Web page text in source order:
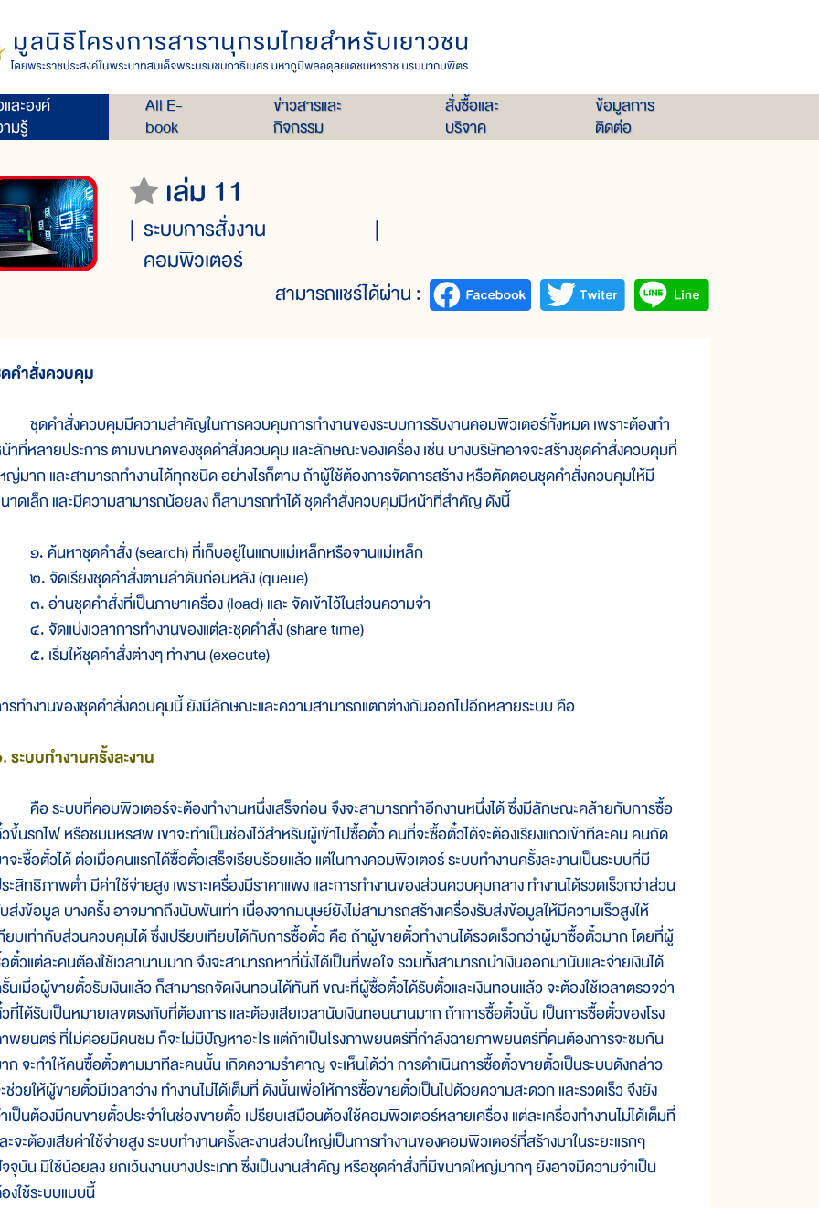
ละองค์
มรู้
All E-
book
ข่าวสารและ
กิจกรรม
สั่งซื้อและ
บริจาค
ข้อมูลการ
ติดต่อ
เล่ม 11
ระบบการสั่งงาน
คอมพิวเตอร์
สามารถแชร์ได้ผ่าน :
คำสั่งควบคุม
คำสั่งควบคุมมีความสำคัญในการควบคุมการทำงานของระบบการรับงานคอมพิวเตอร์ทั้งหมด เพราะต้องทำ
าที่หลายประการ ตามขนาดของชุดคำสั่งควบคุม และลักษณะของเครื่อง เช่น บางบริษัทอาจจะสร้างชุดคำสั่งควบคุมที่
ญ่มาก และสามารถทำงานได้ทุกชนิด อย่างไรก็ตาม ถ้าผู้ใช้ต้องการจัดการสร้าง หรือตัดตอนชุดคำสั่งควบคุมให้มี
าดเล็ก และมีความสามารถน้อยลง ก็สามารถทำได้ ชุดคำสั่งควบคุมมีหน้าที่สำคัญ ดังนี้
ค้นหาชุดคำสั่ง (search) ที่เก็บอยู่ในแถบแม่เหล็กหรือจานแม่เหล็ก
จัดเรียงชุดคำสั่งตามลำดับก่อนหลัง (queue)
อ่านชุดคำสั่งที่เป็นภาษาเครื่อง (load) และ จัดเข้าไว้ในส่วนความจำ
จัดแบ่งเวลาการทำงานของแต่ละชุดคำสั่ง (share time)
เริ่มให้ชุดคำสั่งต่างๆ ทำงาน (execute)
รทำงานของชุดคำสั่งควบคุมนี้ ยังมีลักษณะและความสามารถแตกต่างกันออกไปอีกหลายระบบ คือ
ระบบทำงานครั้งละงาน
ระบบที่คอมพิวเตอร์จะต้องทำงานหนึ่งเสร็จก่อน จึงจะสามารถทำอีกงานหนึ่งได้ ซึ่งมีลักษณะคล้ายกับการซื้อ
ขึ้นรถไฟ หรือชมมหรสพ เขาจะทำเป็นช่องไว้สำหรับผู้เข้าไปซื้อตั๋ว คนที่จะซื้อตั๋วได้จะต้องเรียงแถวเข้าทีละคน คนถัด
จะซื้อตั๋วได้ ต่อเมื่อคนแรกได้ซื้อตั๋วเสร็จเรียบร้อยแล้ว แต่ในทางคอมพิวเตอร์ ระบบทำงานครั้งละงานเป็นระบบที่มี
ะสิทธิภาพต่ำ มีค่าใช้จ่ายสูง เพราะเครื่องมีราคาแพง และการทำงานของส่วนควบคุมกลาง ทำงานได้รวดเร็วกว่าส่วน
ส่งข้อมูล บางครั้ง อาจมากถึงนับพันเท่า เนื่องจากมนุษย์ยังไม่สามารถสร้างเครื่องรับส่งข้อมูลให้มีความเร็วสูงให้
ยบเท่ากับส่วนควบคุมได้ ซึ่งเปรียบเทียบได้กับการซื้อตั๋ว คือ ถ้าผู้ขายตั๋วทำงานได้รวดเร็วกว่าผู้มาซื้อตั๋วมาก โดยที่ผู้
ตั๋วแต่ละคนต้องใช้เวลานานมาก จึงจะสามารถหาที่นั่งได้เป็นที่พอใจ รวมทั้งสามารถนำเงินออกมานับและจ่ายเงินได้
นเมื่อผู้ขายตั๋วรับเงินแล้ว ก็สามารถจัดเงินทอนได้ทันที ขณะที่ผู้ซื้อตั๋วได้รับตั๋วและเงินทอนแล้ว จะต้องใช้เวลาตรวจว่า
ที่ได้รับเป็นหมายเลขตรงกับที่ต้องการ และต้องเสียเวลานับเงินทอนนานมาก ถ้าการซื้อตั๋วนั้น เป็นการซื้อตั๋วของโรง
พยนตร์ ที่ไม่ค่อยมีคนชม ก็จะไม่มีปัญหาอะไร แต่ถ้าเป็นโรงภาพยนตร์ที่กำลังฉายภาพยนตร์ที่คนต้องการจะชมกัน
ก จะทำให้คนซื้อตั๋วตามมาทีละคนนั้น เกิดความรำคาญ จะเห็นได้ว่า การดำเนินการซื้อตั๋วขายตั๋วเป็นระบบดังกล่าว
ช่วยให้ผู้ขายตั๋วมีเวลาว่าง ทำงานไม่ได้เต็มที่ ดังนั้นเพื่อให้การซื้อขายตั๋วเป็นไปด้วยความสะดวก และรวดเร็ว จึงยัง
เป็นต้องมีคนขายตั๋วประจำในช่องขายตั๋ว เปรียบเสมือนต้องใช้คอมพิวเตอร์หลายเครื่อง แต่ละเครื่องทำงานไม่ได้เต็มที่
ะจะต้องเสียค่าใช้จ่ายสูง ระบบทำงานครั้งละงานส่วนใหญ่เป็นการทำงานของคอมพิวเตอร์ที่สร้างมาในระยะแรกๆ
จุบัน มีใช้น้อยลง ยกเว้นงานบางประเภท ซึ่งเป็นงานสำคัญ หรือชุดคำสั่งที่มีขนาดใหญ่มากๆ ยังอาจมีความจำเป็น
งใช้ระบบแบบนี้